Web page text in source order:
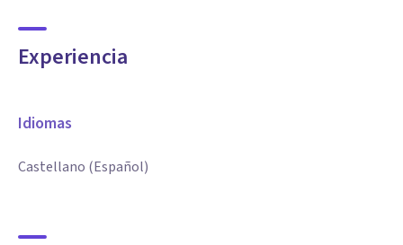
Experiencia
Idiomas
Castellano (Español)